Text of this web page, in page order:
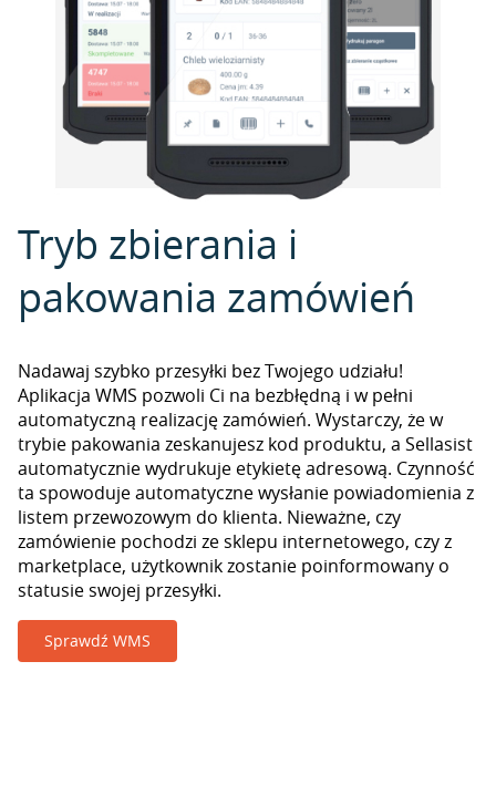
Tryb zbierania i
pakowania zamówień
Nadawaj szybko przesyłki bez Twojego udziału!
Aplikacja WMS pozwoli Ci na bezbłędną i w pełni
automatyczną realizację zamówień. Wystarczy, że w
trybie pakowania zeskanujesz kod produktu, a Sellasist
automatycznie wydrukuje etykietę adresową. Czynność
ta spowoduje automatyczne wysłanie powiadomienia z
listem przewozowym do klienta. Nieważne, czy
zamówienie pochodzi ze sklepu internetowego, czy z
marketplace, użytkownik zostanie poinformowany o
statusie swojej przesyłki.
Sprawdź WMS